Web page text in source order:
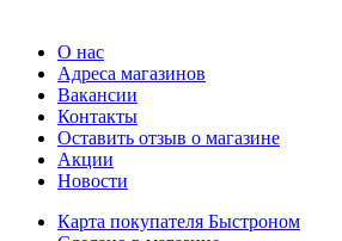
О нас
Адреса магазинов
Вакансии
Контакты
Оставить отзыв о магазине
Акции
Новости
Карта покупателя Быстроном